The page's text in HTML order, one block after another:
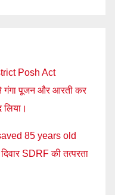
Posh Act
गंगा पूजन और आरती कर
लिया।
85 years old
SDRF की तत्परता